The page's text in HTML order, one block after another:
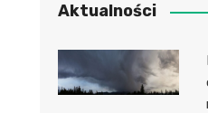
Aktualności